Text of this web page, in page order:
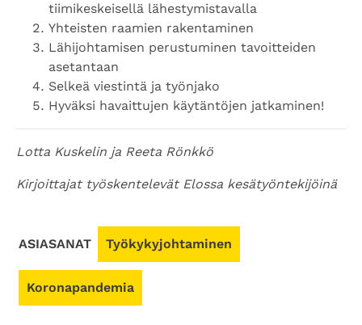
tiimikeskeisellä lähestymistavalla
Yhteisten raamien rakentaminen
Lähijohtamisen perustuminen tavoitteiden
asetantaan
Selkeä viestintä ja työnjako
Hyväksi havaittujen käytäntöjen jatkaminen!
Lotta Kuskelin ja Reeta Rönkkö
Kirjoittajat työskentelevät Elossa kesätyöntekijöinä
ASIASANAT Työkykyjohtaminen
Koronapandemia